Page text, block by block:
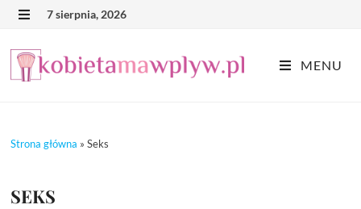
Skip
content
7 sierpnia, 2026
MENU
Strona główna »Seks
SEKS